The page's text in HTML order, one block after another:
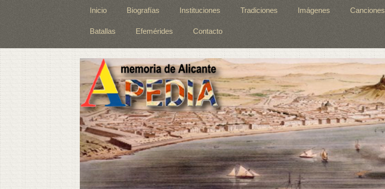
Inicio Biografías Instituciones Tradiciones Imágenes Canciones
Batallas Efemérides Contacto